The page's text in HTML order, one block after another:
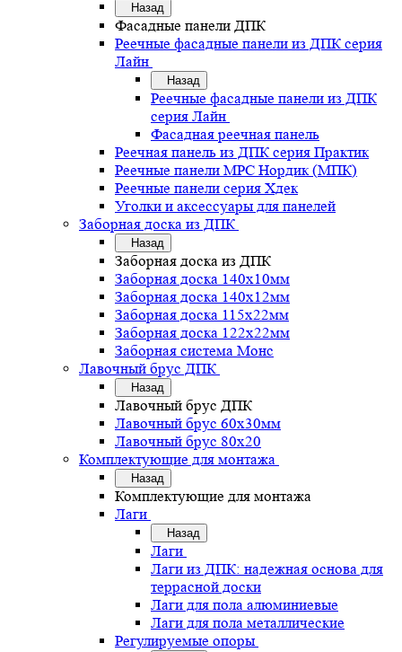
Назад
Фасадные панели ДПК
Реечные фасадные панели из ДПК серия
Лайн
Назад
Реечные фасадные панели из ДПК
серия Лайн
Фасадная реечная панель
Реечная панель из ДПК серия Практик
Реечные панели MPC Нордик (МПК)
Реечные панели серия Хдек
Уголки и аксессуары для панелей
Заборная доска из ДПК
Назад
Заборная доска из ДПК
Заборная доска 140х10мм
Заборная доска 140х12мм
Заборная доска 115х22мм
Заборная доска 122х22мм
Заборная система Монс
Лавочный брус ДПК
Назад
Лавочный брус ДПК
Лавочный брус 60х30мм
Лавочный брус 80х20
Комплектующие для монтажа
Назад
Комплектующие для монтажа
Лаги
Назад
Лаги
Лаги из ДПК: надежная основа для
террасной доски
Лаги для пола алюминиевые
Лаги для пола металлические
Регулируемые опоры